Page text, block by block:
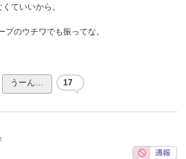
ていいから。
のウチワでも振ってな。
うーん… 17